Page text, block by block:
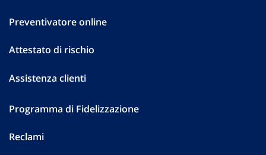
Preventivatore online
Attestato di rischio
Assistenza clienti
Programma di Fidelizzazione
Reclami